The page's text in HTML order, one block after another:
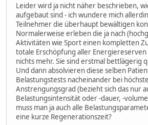
Leider wird ja nicht näher beschrieben,
aufgebaut sind - ich wundere mich
Teilnehmer die überhaupt bewältigen
Normalerweise erleben die ja nach
Aktivitäten wie Sport einen kompletten
totale Erschöpfung aller
nichts mehr. Sie sind erstmal bettlägerig
Und dann absolvieren diese selben
Belastungstests nacheinander bei
Anstrengungsgrad (bezieht sich das nur
Belastungsintensität oder -dauer, -
muss man ja auch alle
eine kurze Regenerationszeit?